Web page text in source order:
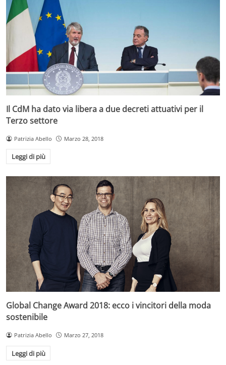
Il CdM ha dato via libera a due decreti attuativi per il
Terzo settore
Patrizia Abello Marzo 28, 2018
Leggi di più
Global Change Award 2018: ecco i vincitori della moda
sostenibile
Patrizia Abello Marzo 27, 2018
Leggi di più